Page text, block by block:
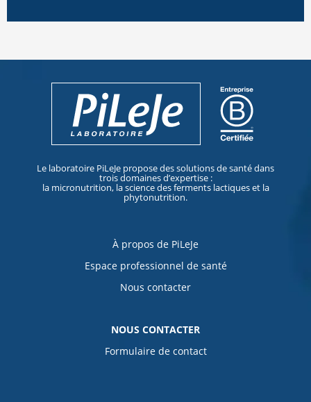
Le laboratoire PiLeJe propose des solutions de santé dans
trois domaines d’expertise :
la micronutrition, la science des ferments lactiques et la
phytonutrition.
À propos de PiLeJe
Espace professionnel de santé
Nous contacter
NOUS CONTACTER
Formulaire de contact